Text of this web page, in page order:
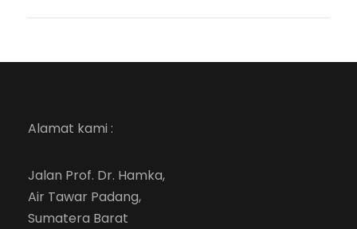
Alamat kami :
Jalan Prof. Dr. Hamka,
Air Tawar Padang,
Sumatera Barat